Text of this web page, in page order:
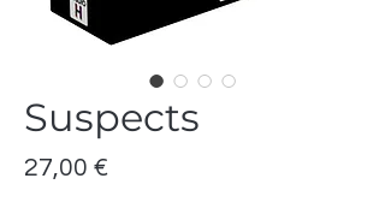
Suspects
27,00 €